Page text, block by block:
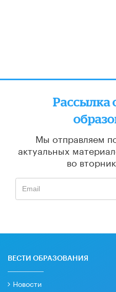
Рассылка
Мы отправляем
актуальных
во
ВЕСТИ ОБРАЗОВАНИЯ
Новости